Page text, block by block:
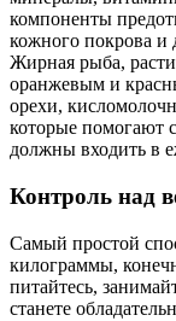
компоненты
кожного покрова и
Жирная рыба,
оранжевым и
орехи,
которые помогают
должны входить в
Контроль над
Самый простой
килограммы,
питайтесь,
станете